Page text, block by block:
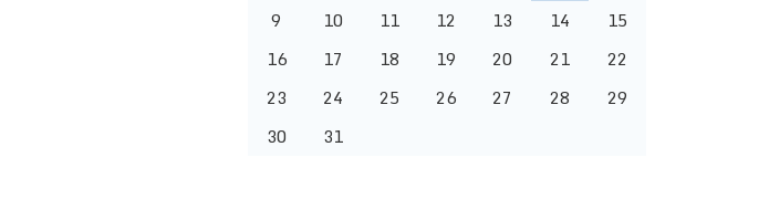
9
10 11 12 13 14
15
16
17 18 19 20 21
22
23
24 25 26 27 28
29
30
31